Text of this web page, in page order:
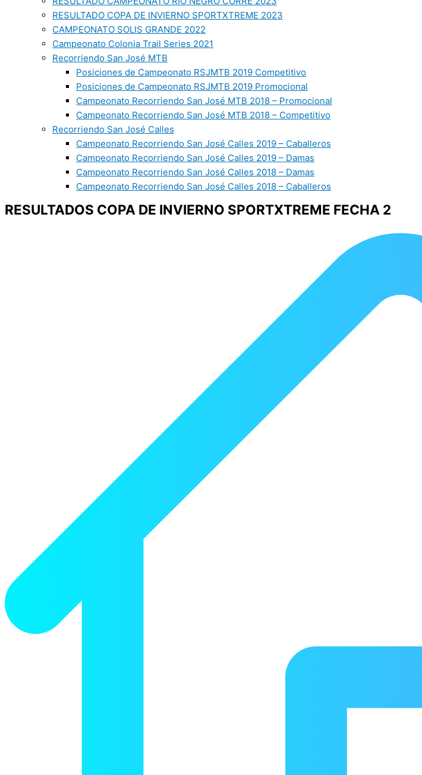
RESULTADO COPA DE INVIERNO SPORTXTREME 2023
CAMPEONATO SOLIS GRANDE 2022
Campeonato Colonia Trail Series 2021
Recorriendo San José MTB
Posiciones de Campeonato RSJMTB 2019 Competitivo
Posiciones de Campeonato RSJMTB 2019 Promocional
Campeonato Recorriendo San José MTB 2018 – Promocional
Campeonato Recorriendo San José MTB 2018 – Competitivo
Recorriendo San José Calles
Campeonato Recorriendo San José Calles 2019 – Caballeros
Campeonato Recorriendo San José Calles 2019 – Damas
Campeonato Recorriendo San José Calles 2018 – Damas
Campeonato Recorriendo San José Calles 2018 – Caballeros
RESULTADOS COPA DE INVIERNO SPORTXTREME FECHA 2